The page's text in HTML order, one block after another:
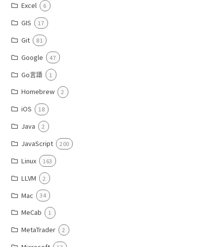
Excel 6
GIS 17
Git 81
Google 47
Go言語 1
Homebrew 2
iOS 18
Java 2
JavaScript 200
Linux 163
LLVM 2
Mac 34
MeCab 1
MetaTrader 2